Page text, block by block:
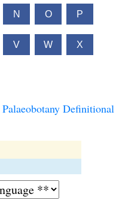
N O P
V W X
Palaeobotany Definitional